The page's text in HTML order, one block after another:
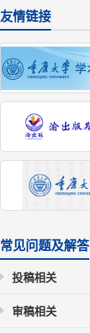
友情链接
常见问题及解答
投稿相关
审稿相关